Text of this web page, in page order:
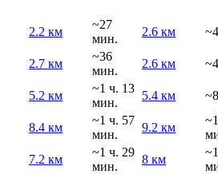
2.2 км
~27
мин.
2.6 км
2.7 км
~36
мин.
2.6 км
5.2 км
~1 ч. 13
мин.
5.4 км
8.4 км
~1 ч. 57
мин.
9.2 км
7.2 км
~1 ч. 29
мин.
8 км